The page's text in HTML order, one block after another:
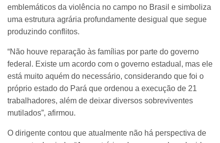
emblemáticos da violência no campo no Brasil e simboliza
uma estrutura agrária profundamente desigual que segue
produzindo conflitos.
“Não houve reparação às famílias por parte do governo
federal. Existe um acordo com o governo estadual, mas ele
está muito aquém do necessário, considerando que foi o
próprio estado do Pará que ordenou a execução de 21
trabalhadores, além de deixar diversos sobreviventes
mutilados”, afirmou.
O dirigente contou que atualmente não há perspectiva de